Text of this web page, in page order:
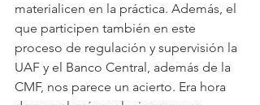
materialicen en la práctica. Además, el
que participen también en este
proceso de regulación y supervisión la
UAF y el Banco Central, además de la
CMF, nos parece un acierto. Era hora